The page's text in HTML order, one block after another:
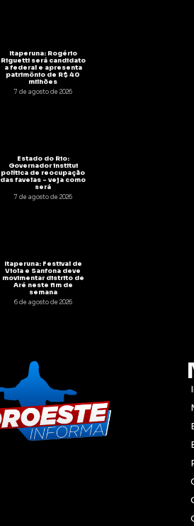
Itaperuna: Rogério
Riguetti será candidato
a federal e apresenta
patrimônio de R$ 40
milhões
7 de agosto de 2026
Estado do Rio:
Governador institui
política de reocupação
das favelas – veja como
será
7 de agosto de 2026
Itaperuna: Festival de
Viola e Sanfona deve
movimentar distrito de
Aré neste fim de
semana
6 de agosto de 2026